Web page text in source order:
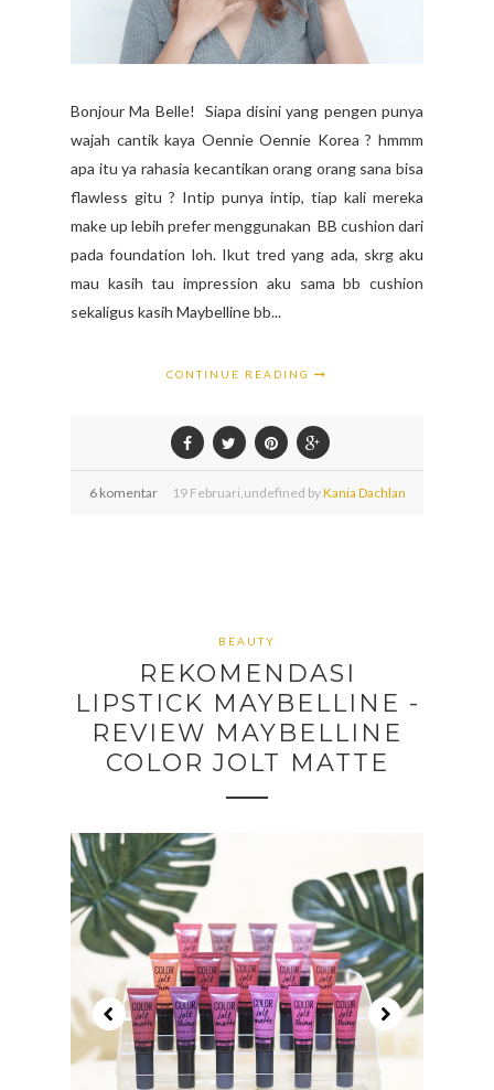
Bonjour Ma Belle! Siapa disini yang pengen punya
wajah cantik kaya Oennie Oennie Korea ? hmmm
apa itu ya rahasia kecantikan orang orang sana bisa
flawless gitu ? Intip punya intip, tiap kali mereka
make up lebih prefer menggunakan BB cushion dari
pada foundation loh. Ikut tred yang ada, skrg aku
mau kasih tau impression aku sama bb cushion
sekaligus kasih Maybelline bb...
CONTINUE READING
6 komentar 19 Februari,undefined byKania Dachlan
BEAUTY
REKOMENDASI
LIPSTICK MAYBELLINE -
REVIEW MAYBELLINE
COLOR JOLT MATTE